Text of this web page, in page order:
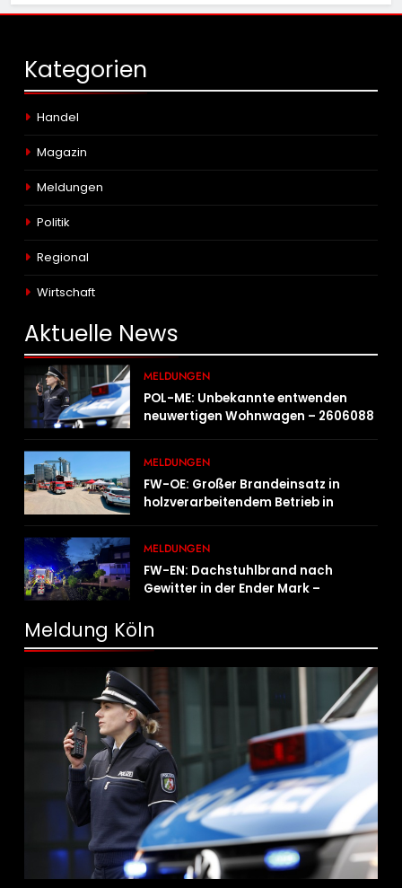
Kategorien
Handel
Magazin
Meldungen
Politik
Regional
Wirtschaft
Aktuelle News
MELDUNGEN
POL-ME: Unbekannte entwenden
neuwertigen Wohnwagen – 2606088
MELDUNGEN
FW-OE: Großer Brandeinsatz in
holzverarbeitendem Betrieb in
MELDUNGEN
FW-EN: Dachstuhlbrand nach
Gewitter in der Ender Mark –
Brandausbreitung
Meldung Köln